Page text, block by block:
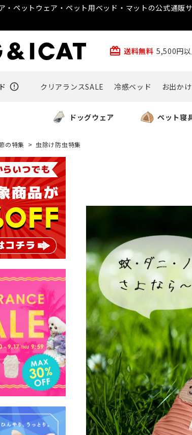
・ペットウェア・ペット用ベッド・マットの公式通販
card_giftcard 送料無料 5,500円
error_outline クリアランスSALE 冷感ベッド お出か
ドッグウェア ペット寝
の特集 虫除け防虫特集